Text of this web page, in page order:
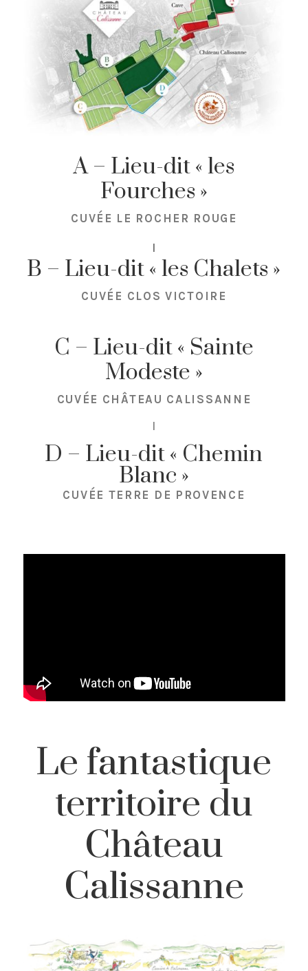
A – Lieu-dit « les
Fourches »
CUVÉE LE ROCHER ROUGE
I
B – Lieu-dit « les Chalets »
CUVÉE CLOS VICTOIRE
C – Lieu-dit « Sainte
Modeste »
CUVÉE CHÂTEAU CALISSANNE
I
D – Lieu-dit « Chemin
Blanc »
CUVÉE TERRE DE PROVENCE
Le fantastique
territoire du
Château
Calissanne